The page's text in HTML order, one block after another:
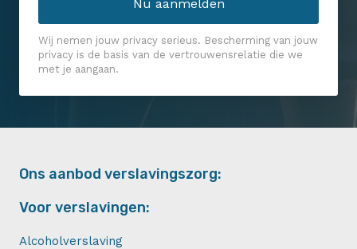
Wij nemen jouw privacy serieus. Bescherming van jouw
privacy is de basis van de vertrouwensrelatie die we
met je aangaan.
Ons aanbod verslavingszorg:
Voor verslavingen:
Alcoholverslaving